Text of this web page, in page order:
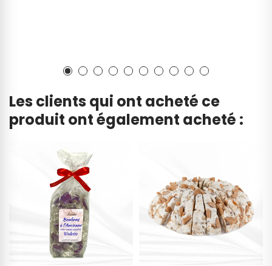
Les clients qui ont acheté ce
produit ont également acheté :